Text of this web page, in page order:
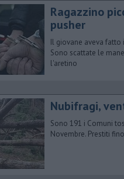
Ragazzino
pusher
Il giovane aveva
Sono scattate le
l'aretino
Nubifragi,
Sono 191 i Comuni
Novembre. Prestiti